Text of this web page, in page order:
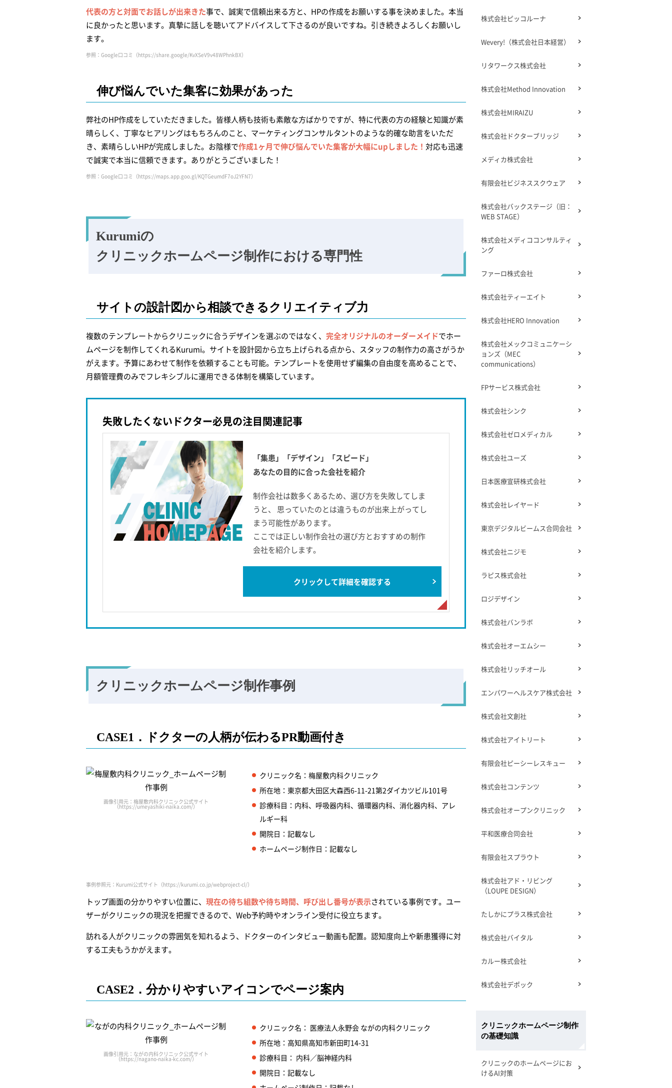
代表の方と対面でお話しが出来きた事で、誠実で信頼出来る方と、HPの作成をお願いする事を決めました。本当
に良かったと思います。真摯に話しを聴いてアドバイスして下さるのが良いですね。引き続きよろしくお願いし
ます。
参照：Google口コミ（https://share.google/KvXSeV9v48WPhnkBX）
伸び悩んでいた集客に効果があった
弊社のHP作成をしていただきました。皆様人柄も技術も素敵な方ばかりですが、特に代表の方の経験と知識が素
晴らしく、丁寧なヒアリングはもちろんのこと、マーケティングコンサルタントのような的確な助言をいただ
き、素晴らしいHPが完成しました。お陰様で作成1ヶ月で伸び悩んでいた集客が大幅にupしました！ 対応も迅速
で誠実で本当に信頼できます。ありがとうございました！
参照：Google口コミ（https://maps.app.goo.gl/KQTGeumdF7oJ2YFN7）
Kurumiの
クリニックホームページ制作における専門性
サイトの設計図から相談できるクリエイティブ力
複数のテンプレートからクリニックに合うデザインを選ぶのではなく、 完全オリジナルのオーダーメイドでホー
ムページを制作してくれるKurumi。サイトを設計図から立ち上げられる点から、スタッフの制作力の高さがうか
がえます。予算にあわせて制作を依頼することも可能。テンプレートを使用せず編集の自由度を高めることで、
月額管理費のみでフレキシブルに運用できる体制を構築しています。
失敗したくないドクター必見の注目関連記事
「集患」「デザイン」「スピード」
あなたの目的に合った会社を紹介
制作会社は数多くあるため、選び方を失敗してしま
うと、 思っていたのとは違うものが出来上がってし
まう可能性があります。
ここでは正しい制作会社の選び方とおすすめの制作
会社を紹介します。
クリックして詳細を確認する
クリニックホームページ制作事例
CASE1．ドクターの人柄が伝わるPR動画付き
画像引用元：梅屋敷内科クリニック公式サイト
（https://umeyashiki-naika.com/）
クリニック名：梅屋敷内科クリニック
所在地：東京都大田区大森西6-11-21第2ダイカツビル101号
診療科目：内科、​呼吸器内科、​循環器内科、​消化器内科、​アレ
ルギー科
開院日：記載なし
ホームページ制作日：記載なし
事例参照元：Kurumi公式サイト（https://kurumi.co.jp/webproject-cl/）
トップ画面の分かりやすい位置に、 現在の待ち組数や待ち時間、呼び出し番号が表示されている事例です。ユー
ザーがクリニックの現況を把握できるので、Web予約時やオンライン受付に役立ちます。
訪れる人がクリニックの雰囲気を知れるよう、ドクターのインタビュー動画も配置。認知度向上や新患獲得に対
する工夫もうかがえます。
CASE2．分かりやすいアイコンでページ案内
画像引用元：ながの内科クリニック公式サイト
（https://nagano-naika-kc.com/）
クリニック名： 医療法人永野会 ながの内科クリニック
所在地：高知県高知市新田町14-31
診療科目： 内科／脳神経内科
開院日：記載なし
株式会社ピッコルーナ
Wevery!（株式会社日本経営）
リタワークス株式会社
株式会社Method Innovation
株式会社MIRAIZU
株式会社ドクターブリッジ
メディカ株式会社
有限会社ビジネススクウェア
株式会社バックステージ（旧：
WEB STAGE）
株式会社メディココンサルティ
ング
ファーロ株式会社
株式会社ティーエイト
株式会社HERO Innovation
株式会社メックコミュニケーシ
ョンズ（MEC
communications）
FPサービス株式会社
株式会社シンク
株式会社ゼロメディカル
株式会社ユーズ
日本医療宣研株式会社
株式会社レイヤード
東京デジタルビームス合同会社
株式会社ニジモ
ラピス株式会社
ロジデザイン
株式会社バンラボ
株式会社オーエムシー
株式会社リッチオール
エンパワーヘルスケア株式会社
株式会社文創社
株式会社アイトリート
有限会社ピーシーレスキュー
株式会社コンテンツ
株式会社オープンクリニック
平和医療合同会社
有限会社スプラウト
株式会社アド・リビング
（LOUPE DESIGN）
たしかにプラス株式会社
株式会社バイタル
カルー株式会社
株式会社デポック
クリニックホームページ制作
の基礎知識
クリニックのホームページにお
けるAI対策